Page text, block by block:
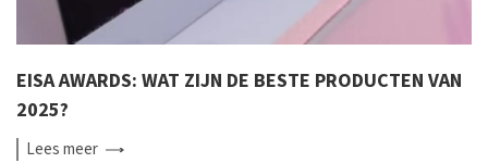
EISA AWARDS: WAT ZIJN DE BESTE PRODUCTEN VAN
2025?
Leesmeer